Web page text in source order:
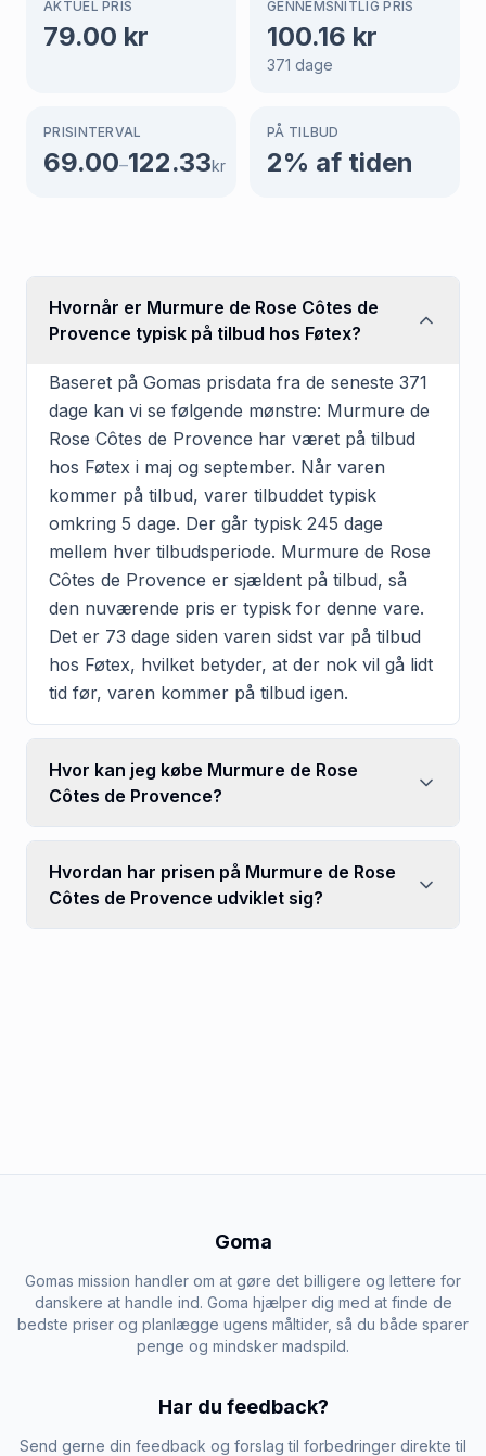
AKTUEL PRIS
79.00 kr
GENNEMSNITLIG PRIS
100.16 kr
371 dage
PRISINTERVAL
69.00–122.33kr
PÅ TILBUD
2% af tiden
Hvornår er Murmure de Rose Côtes de
Provence typisk på tilbud hos Føtex?
Baseret på Gomas prisdata fra de seneste 371
dage kan vi se følgende mønstre: Murmure de
Rose Côtes de Provence har været på tilbud
hos Føtex i maj og september. Når varen
kommer på tilbud, varer tilbuddet typisk
omkring 5 dage. Der går typisk 245 dage
mellem hver tilbudsperiode. Murmure de Rose
Côtes de Provence er sjældent på tilbud, så
den nuværende pris er typisk for denne vare.
Det er 73 dage siden varen sidst var på tilbud
hos Føtex, hvilket betyder, at der nok vil gå lidt
tid før, varen kommer på tilbud igen.
Hvor kan jeg købe Murmure de Rose
Côtes de Provence?
Hvordan har prisen på Murmure de Rose
Côtes de Provence udviklet sig?
Goma
Gomas mission handler om at gøre det billigere og lettere for
danskere at handle ind. Goma hjælper dig med at finde de
bedste priser og planlægge ugens måltider, så du både sparer
penge og mindsker madspild.
Har du feedback?
Send gerne din feedback og forslag til forbedringer direkte til